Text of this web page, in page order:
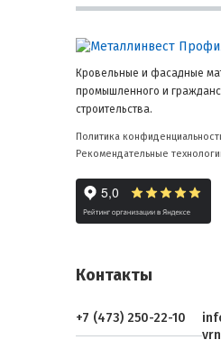
Кровельные и фасадные
промышленного и
строительства.
Политика
Рекомендательные
Контакты
+7 (473) 250-22-10